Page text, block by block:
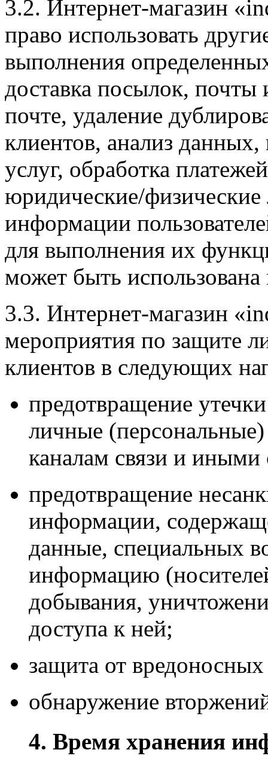
3.2. Интернет-магазин
право использовать
выполнения
доставка посылок,
почте, удаление
клиентов, анализ
услуг, обработка
юридические/
информации
для выполнения их
может быть
3.3. Интернет-магазин
мероприятия по защите
клиентов в следующих
предотвращение
личные
каналам связи и
предотвращение
информации,
данные, специальных
информацию
добывания,
доступа к ней;
защита от
обнаружение
4. Время хранения